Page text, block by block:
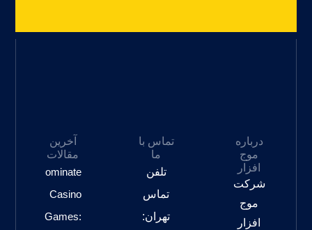
درباره
موج
افزار
شرکت
موج
افزار
تماس با
ما
تلفن
تماس
تهران:
آخرین
مقالات
Dominate
Casino
Games: